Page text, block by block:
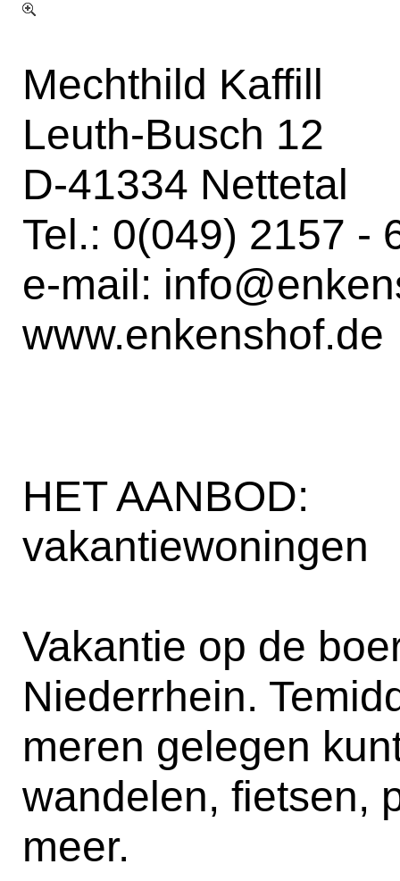
Mechthild Kaffill
Leuth-Busch 12
D-41334 Nettetal
Tel.: 0(049) 2157 -
e-mail:
www.enkenshof.de
HET AANBOD:
vakantiewoningen
Vakantie op de
Niederrhein.
meren gelegen
wandelen, fietsen,
meer.